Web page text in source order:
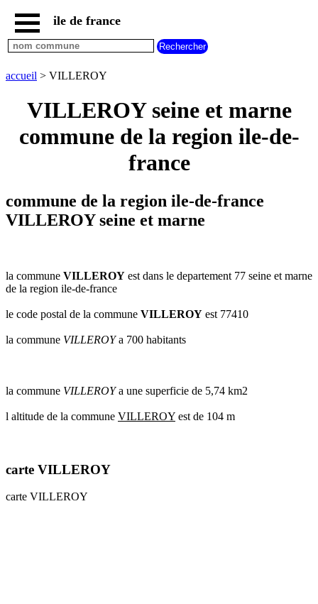
accueil
paris
communes
communes
seine
marne
communes
communes
val
oise
val
communes
radar
ile de france
accueil > VILLEROY
VILLEROY seine et marne
commune de la region ile-de-
france
commune de la region ile-de-france
VILLEROY seine et marne
la commune VILLEROY est dans le departement 77 seine et marne
de la region ile-de-france
le code postal de la commune VILLEROY est 77410
la commune VILLEROYa 700 habitants
la commune VILLEROYa une superficie de 5,74 km2
l altitude de la commune VILLEROY est de 104 m
carte VILLEROY
carte VILLEROY